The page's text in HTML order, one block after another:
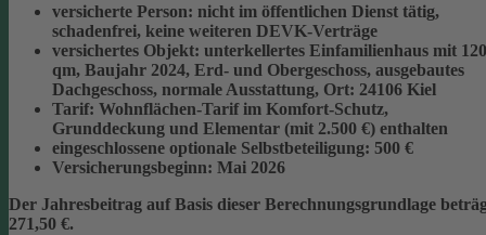
versicherte Person: nicht im öffentlichen Dienst tätig,
schadenfrei, keine weiteren DEVK-Verträge
versichertes Objekt: unterkellertes Einfamilienhaus mit 120
qm, Baujahr 2024, Erd- und Obergeschoss, ausgebautes
Dachgeschoss, normale Ausstattung, Ort: 24106 Kiel
Tarif: Wohnflächen-Tarif im Komfort-Schutz,
Grunddeckung und Elementar (mit 2.500 €) enthalten
eingeschlossene optionale Selbstbeteiligung: 500 €
Versicherungsbeginn: Mai 2026
Der Jahresbeitrag auf Basis dieser Berechnungsgrundlage
271,50 €.